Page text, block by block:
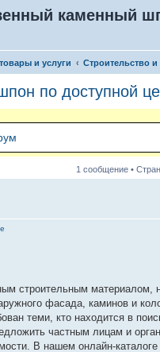
каменный
и услуги Строительство
по доступной
1 сообщение •
строительным материалом,
фасада, каминов и
теми, кто находится в
частным лицам и
В нашем онлайн-